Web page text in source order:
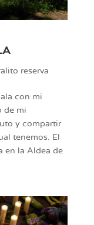
reserva
con mi
de mi
y compartir
tenemos. El
en la Aldea de